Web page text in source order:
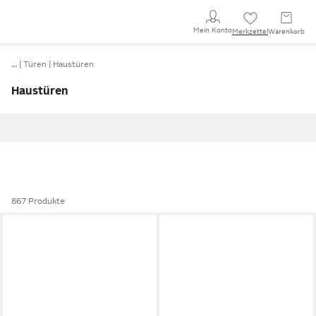
Mein KontoMerkzettel Warenkorb
… Türen Haustüren
Haustüren
867 Produkte